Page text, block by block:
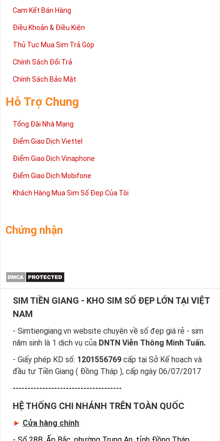
Chính Sách Bán Hàng
Cam Kết Bán Hàng
Điều Khoản & Điều Kiện
Thủ Tục Mua Sim Trả Góp
Chính Sách Đổi Trả
Hỗ Trợ Chung
Tổng Đài Nhà Mạng
Điểm Giao Dịch Viettel
Điểm Giao Dịch Vinaphone
Khách Hàng Mua Sim Số Đẹp Của Tôi
SIM TIỀN GIANG - KHO SIM SỐ ĐẸP LỚN TẠI VIỆT
- Simtiengiang.vn website chuyên về số đẹp giá rẻ - sim
- Giấy phép KD số:
cấp tại Sở Kế hoạch và
đầu tư Tiền Giang ( Đồng Tháp ), cấp ngày 06/07/2017
-------------------------------------